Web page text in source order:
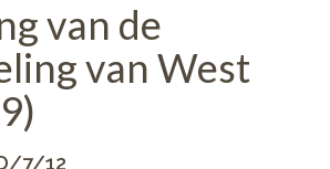
van de
van West
7/12